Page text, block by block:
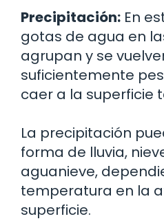
Precipitación: En
gotas de agua en
agrupan y se
suficientemente
caer a la superficie
La precipitación
forma de lluvia,
aguanieve,
temperatura en la
superficie.